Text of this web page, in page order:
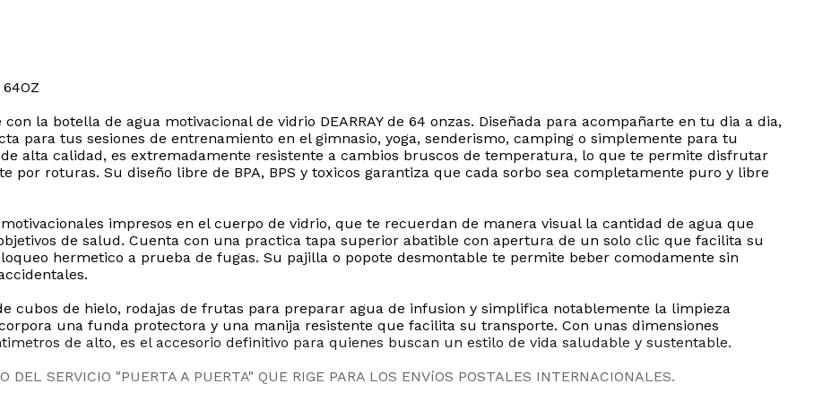
64OZ
la botella de agua motivacional de vidrio DEARRAY de 64 onzas. Diseñada para acompañarte en tu dia a dia,
para tus sesiones de entrenamiento en el gimnasio, yoga, senderismo, camping o simplemente para tu
alta calidad, es extremadamente resistente a cambios bruscos de temperatura, lo que te permite disfrutar
por roturas. Su diseño libre de BPA, BPS y toxicos garantiza que cada sorbo sea completamente puro y libre
impresos en el cuerpo de vidrio, que te recuerdan de manera visual la cantidad de agua que
de salud. Cuenta con una practica tapa superior abatible con apertura de un solo clic que facilita su
hermetico a prueba de fugas. Su pajilla o popote desmontable te permite beber comodamente sin
cubos de hielo, rodajas de frutas para preparar agua de infusion y simplifica notablemente la limpieza
una funda protectora y una manija resistente que facilita su transporte. Con unas dimensiones
de alto, es el accesorio definitivo para quienes buscan un estilo de vida saludable y sustentable.
DEL SERVICIO "PUERTA A PUERTA" QUE RIGE PARA LOS ENVíOS POSTALES INTERNACIONALES.